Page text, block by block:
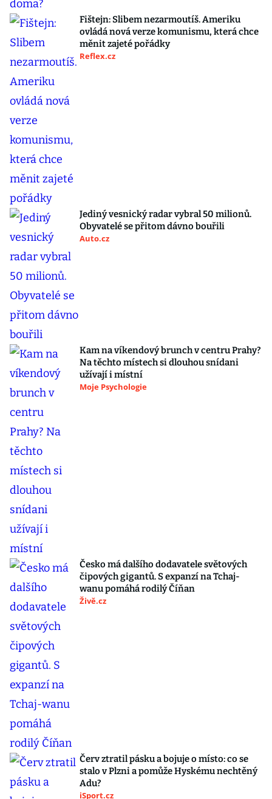
Fištejn: Slibem nezarmoutíš. Ameriku
ovládá nová verze komunismu, která chce
měnit zajeté pořádky
Reflex.cz
Jediný vesnický radar vybral 50 milionů.
Obyvatelé se přitom dávno bouřili
Auto.cz
Kam na víkendový brunch v centru Prahy?
Na těchto místech si dlouhou snídani
užívají i místní
Moje Psychologie
Česko má dalšího dodavatele světových
čipových gigantů. S expanzí na Tchaj-
wanu pomáhá rodilý Číňan
Živě.cz
Červ ztratil pásku a bojuje o místo: co se
stalo v Plzni a pomůže Hyskému nechtěný
Adu?
iSport.cz